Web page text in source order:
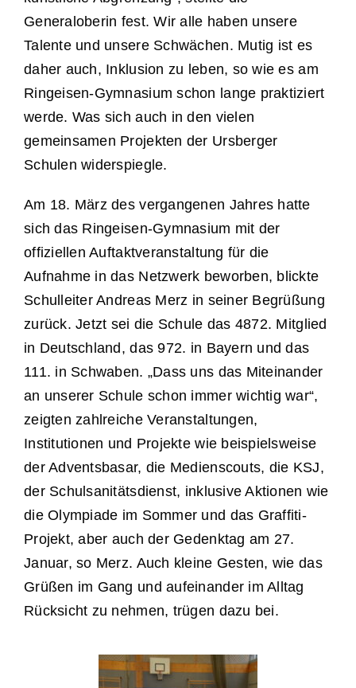
Generaloberin fest. Wir alle haben unsere
Talente und unsere Schwächen. Mutig ist es
daher auch, Inklusion zu leben, so wie es am
Ringeisen-Gymnasium schon lange praktiziert
werde. Was sich auch in den vielen
gemeinsamen Projekten der Ursberger
Schulen widerspiegle.
Am 18. März des vergangenen Jahres hatte
sich das Ringeisen-Gymnasium mit der
offiziellen Auftaktveranstaltung für die
Aufnahme in das Netzwerk beworben, blickte
Schulleiter Andreas Merz in seiner Begrüßung
zurück. Jetzt sei die Schule das 4872. Mitglied
in Deutschland, das 972. in Bayern und das
111. in Schwaben. „Dass uns das Miteinander
an unserer Schule schon immer wichtig war“,
zeigten zahlreiche Veranstaltungen,
Institutionen und Projekte wie beispielsweise
der Adventsbasar, die Medienscouts, die KSJ,
der Schulsanitätsdienst, inklusive Aktionen wie
die Olympiade im Sommer und das Graffiti-
Projekt, aber auch der Gedenktag am 27.
Januar, so Merz. Auch kleine Gesten, wie das
Grüßen im Gang und aufeinander im Alltag
Rücksicht zu nehmen, trügen dazu bei.